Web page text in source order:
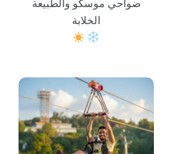
ضواحي موسكو والطبيعة
الخلابة